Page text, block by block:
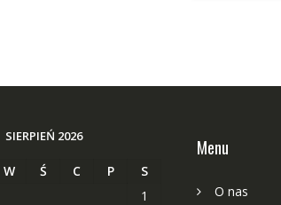
SIERPIEŃ 2026
W Ś C P
S
1
Menu
O nas